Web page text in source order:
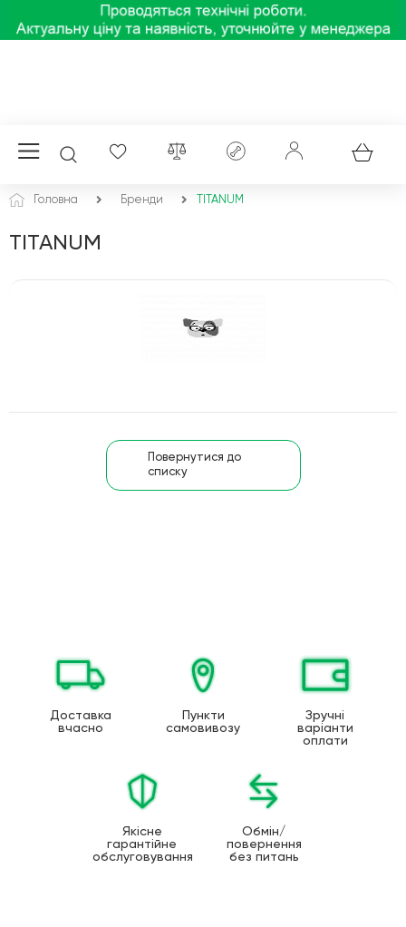
Головна Бренди TITANUM
TITANUM
Повернутися до
списку
Доставка
вчасно
Пункти
самовивозу
Зручні
варіанти
оплати
Якісне
гарантійне
обслуговування
Обмін/
повернення
без питань